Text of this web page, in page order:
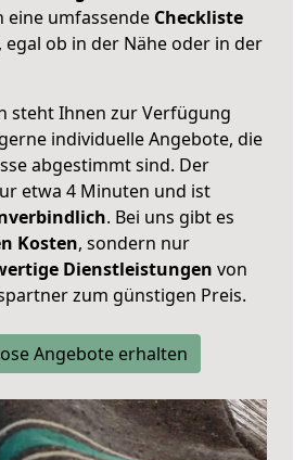
eine umfassende Checkliste
ob in der Nähe oder in der
steht Ihnen zur Verfügung
individuelle Angebote, die
abgestimmt sind. Der
etwa 4 Minuten und ist
. Bei uns gibt es
Kosten, sondern nur
Dienstleistungen von
zum günstigen Preis.
Angebote erhalten